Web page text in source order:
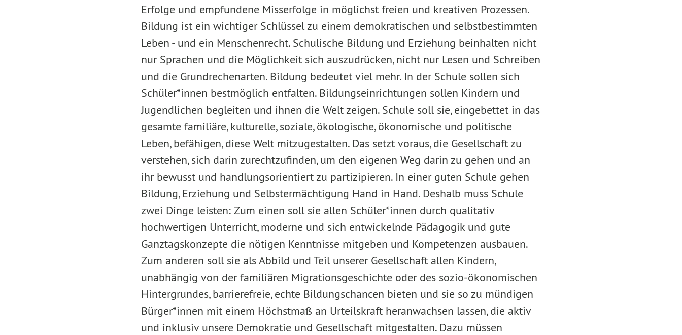
Erfolge und empfundene Misserfolge in möglichst freien und kreativen Prozessen.
Bildung ist ein wichtiger Schlüssel zu einem demokratischen und selbstbestimmten
Leben - und ein Menschenrecht. Schulische Bildung und Erziehung beinhalten nicht
nur Sprachen und die Möglichkeit sich auszudrücken, nicht nur Lesen und Schreiben
und die Grundrechenarten. Bildung bedeutet viel mehr. In der Schule sollen sich
Schüler*innen bestmöglich entfalten. Bildungseinrichtungen sollen Kindern und
Jugendlichen begleiten und ihnen die Welt zeigen. Schule soll sie, eingebettet in das
gesamte familiäre, kulturelle, soziale, ökologische, ökonomische und politische
Leben, befähigen, diese Welt mitzugestalten. Das setzt voraus, die Gesellschaft zu
verstehen, sich darin zurechtzufinden, um den eigenen Weg darin zu gehen und an
ihr bewusst und handlungsorientiert zu partizipieren. In einer guten Schule gehen
Bildung, Erziehung und Selbstermächtigung Hand in Hand. Deshalb muss Schule
zwei Dinge leisten: Zum einen soll sie allen Schüler*innen durch qualitativ
hochwertigen Unterricht, moderne und sich entwickelnde Pädagogik und gute
Ganztagskonzepte die nötigen Kenntnisse mitgeben und Kompetenzen ausbauen.
Zum anderen soll sie als Abbild und Teil unserer Gesellschaft allen Kindern,
unabhängig von der familiären Migrationsgeschichte oder des sozio-ökonomischen
Hintergrundes, barrierefreie, echte Bildungschancen bieten und sie so zu mündigen
Bürger*innen mit einem Höchstmaß an Urteilskraft heranwachsen lassen, die aktiv
und inklusiv unsere Demokratie und Gesellschaft mitgestalten. Dazu müssen